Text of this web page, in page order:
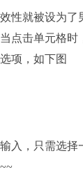
性就被设为了
点击单元格时
项，如下图
入，只需选择